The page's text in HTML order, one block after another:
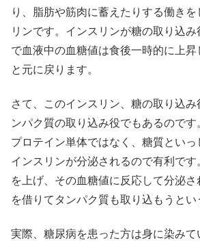
り、脂肪や筋肉に蓄えたりする働き
リンです。インスリンが糖の取り込
で血液中の血糖値は食後一時的に上
と元に戻ります。
さて、このインスリン、糖の取り込
ンパク質の取り込み役でもあるので
プロテイン単体ではなく、糖質といっ
インスリンが分泌されるので有利で
を上げ、その血糖値に反応して分泌
を借りてタンパク質も取り込もうとい
実際、糖尿病を患った方は身に染みて